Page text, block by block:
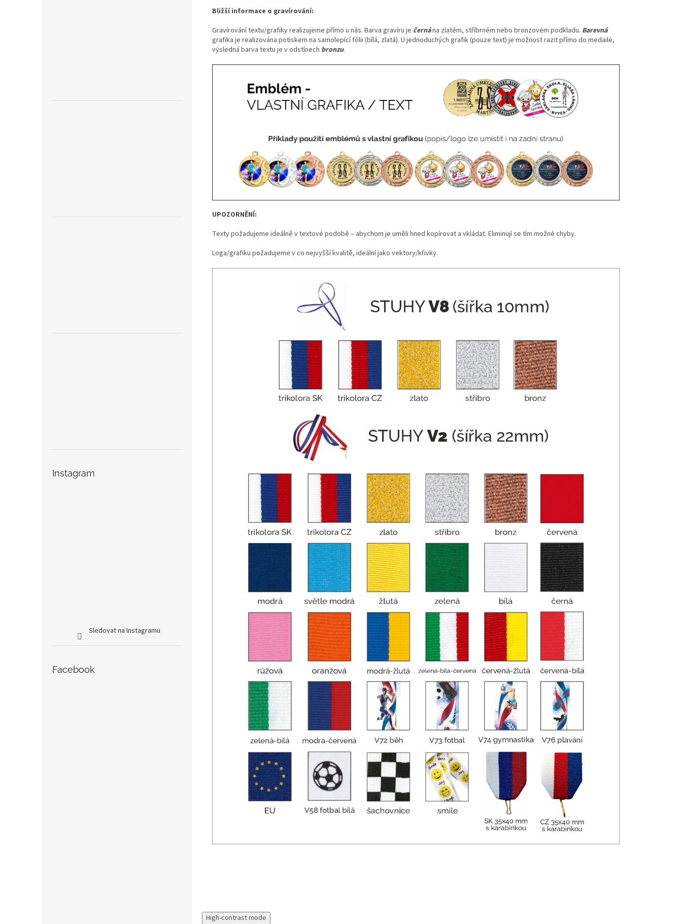
Instagram
Sledovat na Instagramu
Facebook
Bližší informace o gravírování:
Gravírování textu/grafiky realizujeme přímo u nás. Barva gravíru je černána zlatém, stříbrném nebo bronzovém podkladu. Barevná
grafika je realizována potiskem na samolepící fólii (bílá, zlatá). U jednoduchých grafik (pouze text) je možnost razit přímo do medaile,
výsledná barva textu je v odstínech bronzu.
UPOZORNĚNÍ:
Texty požadujeme ideálně v textové podobě – abychom je uměli hned kopírovat a vkládat. Eliminují se tím možné chyby.
Loga/grafiku požadujeme v co nejvyšší kvalitě, ideální jako vektory/křivky.
High-contrast mode